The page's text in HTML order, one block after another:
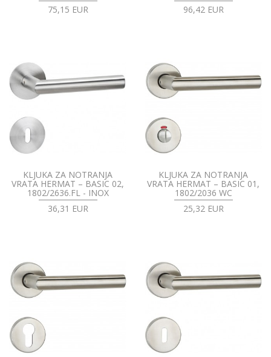
75,15 EUR
96,42 EUR
KLJUKA ZA NOTRANJA
VRATA HERMAT – BASIC 02,
1802/2636.FL - INOX
36,31 EUR
KLJUKA ZA NOTRANJA
VRATA HERMAT – BASIC 01,
1802/2036 WC
25,32 EUR